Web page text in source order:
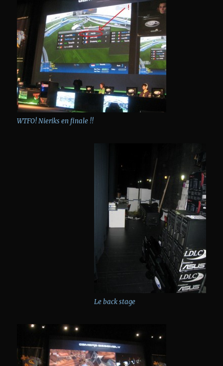
WTFO! Nieriks en finale !!
Le back stage